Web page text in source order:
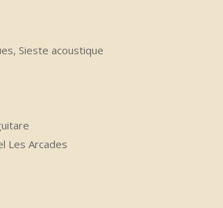
Sieste acoustique
Les Arcades